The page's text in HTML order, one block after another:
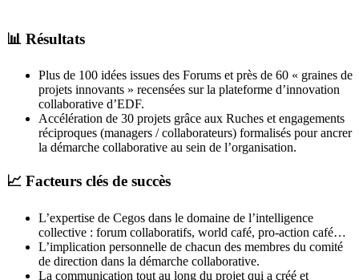
📊 Résultats
Plus de 100 idées issues des Forums et près de 60 « graines de
projets innovants » recensées sur la plateforme d’innovation
collaborative d’EDF.
Accélération de 30 projets grâce aux Ruches et engagements
réciproques (managers / collaborateurs) formalisés pour ancrer
la démarche collaborative au sein de l’organisation.
📈 Facteurs clés de succès
L’expertise de Cegos dans le domaine de l’intelligence
collective : forum collaboratifs, world café, pro-action café…
L’implication personnelle de chacun des membres du comité
de direction dans la démarche collaborative.
La communication tout au long du projet qui a créé et